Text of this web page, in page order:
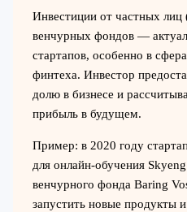
Инвестиции от частных лиц
венчурных фондов —
стартапов, особенно в
финтеха. Инвестор
долю в бизнесе и
прибыль в будущем.
Пример: в 2020 году
для онлайн-обучения
венчурного фонда Baring
запустить новые продукты